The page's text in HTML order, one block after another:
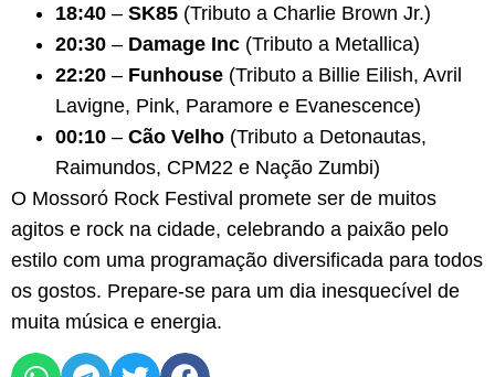
18:40 – SK85 (Tributo a Charlie Brown Jr.)
20:30 – Damage Inc (Tributo a Metallica)
22:20 – Funhouse (Tributo a Billie Eilish, Avril
Lavigne, Pink, Paramore e Evanescence)
00:10 – Cão Velho (Tributo a Detonautas,
Raimundos, CPM22 e Nação Zumbi)
O Mossoró Rock Festival promete ser de muitos
agitos e rock na cidade, celebrando a paixão pelo
estilo com uma programação diversificada para todos
os gostos. Prepare-se para um dia inesquecível de
muita música e energia.